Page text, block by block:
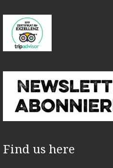
Find us here